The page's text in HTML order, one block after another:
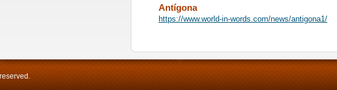
Antígona
https://www.world-in-words.com/news/antigona1/